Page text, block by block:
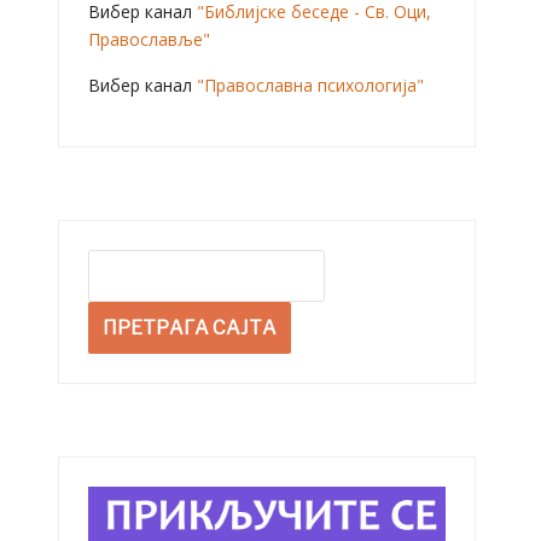
Вибер канал "Библијске беседе - Св. Оци,
Православље"
Вибер канал "Православна психологија"